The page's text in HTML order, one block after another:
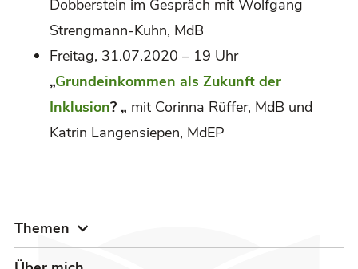
Dobberstein im Gespräch mit Wolfgang
Strengmann-Kuhn, MdB
Freitag, 31.07.2020 – 19 Uhr
„Grundeinkommen als Zukunft der
Inklusion? „ mit Corinna Rüffer, MdB und
Katrin Langensiepen, MdEP
Themen